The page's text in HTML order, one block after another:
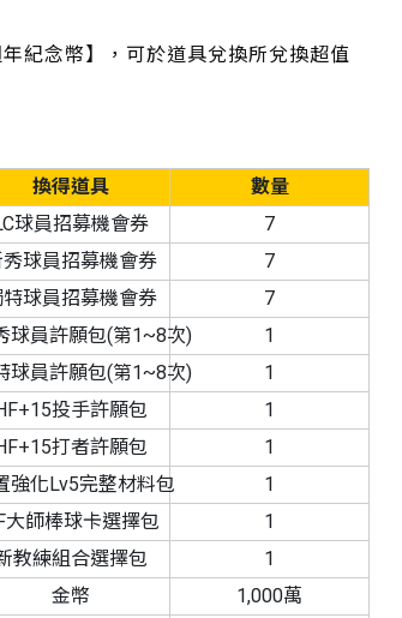
紀念幣】，可於道具兌換所兌換超值
換得道具
數量
球員招募機會券
7
球員招募機會券
7
特球員招募機會券
7
球員許願包(第1~8次)
1
球員許願包(第1~8次)
1
投手許願包
1
打者許願包
1
強化Lv5完整材料包
1
大師棒球卡選擇包
1
教練組合選擇包
1
金幣
1,000萬